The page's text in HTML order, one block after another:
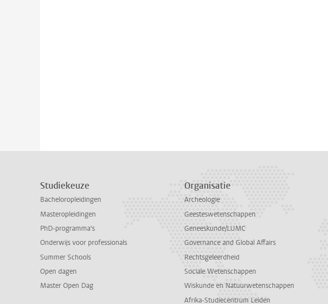
Studiekeuze
Bacheloropleidingen
Masteropleidingen
PhD-programma's
Onderwijs voor professionals
Summer Schools
Open dagen
Master Open Dag
Organisatie
Archeologie
Geesteswetenschappen
Geneeskunde/LUMC
Governance and Global Affairs
Rechtsgeleerdheid
Sociale Wetenschappen
Wiskunde en Natuurwetenschappen
Afrika-Studiecentrum Leiden